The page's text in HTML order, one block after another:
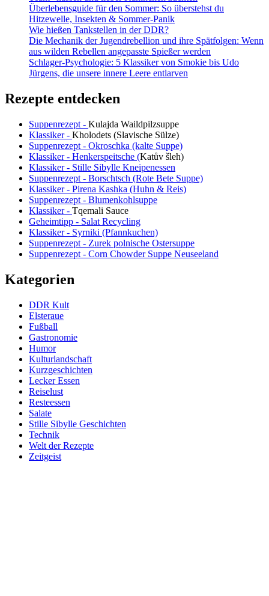
Überlebensguide für den Sommer: So überstehst du
Hitzewelle, Insekten & Sommer-Panik
Wie hießen Tankstellen in der DDR?
Die Mechanik der Jugendrebellion und ihre Spätfolgen: Wenn
aus wilden Rebellen angepasste Spießer werden
Schlager-Psychologie: 5 Klassiker von Smokie bis Udo
Jürgens, die unsere innere Leere entlarven
Rezepte entdecken
Suppenrezept - Kulajda Waildpilzsuppe
Klassiker - Kholodets (Slavische Sülze)
Suppenrezept - Okroschka (kalte Suppe)
Klassiker - Henkerspeitsche (Katův šleh)
Klassiker - Stille Sibylle Kneipenessen
Suppenrezept - Borschtsch (Rote Bete Suppe)
Klassiker - Pirena Kashka (Huhn & Reis)
Suppenrezept - Blumenkohlsuppe
Klassiker - Tqemali Sauce
Geheimtipp - Salat Recycling
Klassiker - Syrniki (Pfannkuchen)
Suppenrezept - Zurek polnische Ostersuppe
Suppenrezept - Corn Chowder Suppe Neuseeland
Kategorien
DDR Kult
Elsteraue
Fußball
Gastronomie
Humor
Kulturlandschaft
Kurzgeschichten
Lecker Essen
Reiselust
Resteessen
Salate
Stille Sibylle Geschichten
Technik
Welt der Rezepte
Zeitgeist